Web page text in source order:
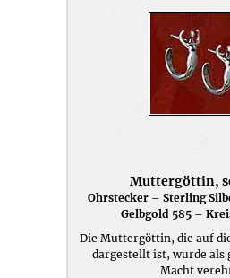
Muttergöttin,
Ohrstecker – Sterling
Gelbgold 585 –
Die Muttergöttin, die auf
dargestellt ist, wurde als
Macht